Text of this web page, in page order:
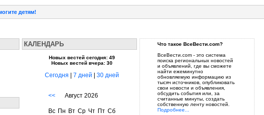
детям!
КАЛЕНДАРЬ
Новых вестей сегодня: 49
Новых вестей вчера: 30
Сегодня 7 дней 30 дней
<< Август 2026
Вс Пн Вт Ср Чт Пт Сб
Что такое ВсеВести.com?
ВсеВести.com - это система
поиска региональных новостей
и объявлений, где вы сможете
найти ежеминутно
обновляемую информацию из
тысяч источников, опубликовать
свои новости и объявления,
обсудить события или, за
считанные минуты, создать
собственную ленту новостей.
Подробнее...